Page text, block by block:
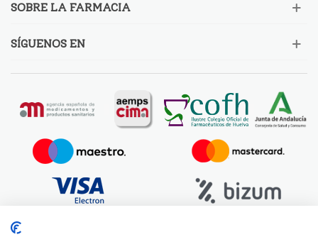
SOBRE LA FARMACIA
SÍGUENOS EN